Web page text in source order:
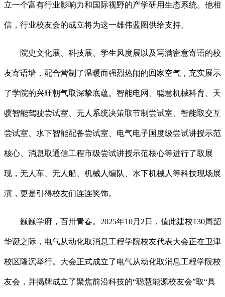
立一个富有行业影响力和国际视野的产学研用生态系统。他相
信，行业校友会的成立将为这一雄伟蓝图供给支持。
院史文化展、科技展、学生风度展以及写满密意寄语的校
友寄语墙，配合营制了温暖而强烈热闹的回家空气，充实展示
了学院的兴旺朝气取深挚底蕴。智能电网、聪慧机械科育、天
骥智能驾驶尝试室、无人系统决策取节制尝试室、智能取交互
尝试室、水下智能配备尝试室、电气电子国度级尝试讲授示范
核心、消息取通信工程市级尝试讲授示范核心等进行了取展
现，无人车、无人船、机械人编队、水下机械人等科技现场展
演，更是引得校友们连连奖饰。
巍巍学府，百卅青春。2025年10月2日，值此建校130周韶
华诞之际，电气从动化取消息工程学院校友代表大会正在卫津
校区隆沉举行。大会正式成立了电气从动化取消息工程学院校
友会，并揭牌成立了聚焦前沿科技的“聪慧能源校友会”取“具